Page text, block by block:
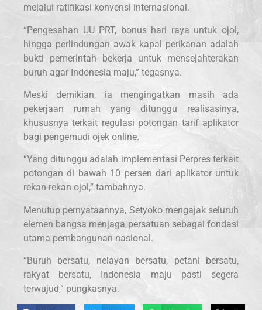
melalui ratifikasi konvensi internasional.
“Pengesahan UU PRT, bonus hari raya untuk ojol,
hingga perlindungan awak kapal perikanan adalah
bukti pemerintah bekerja untuk mensejahterakan
buruh agar Indonesia maju,” tegasnya.
Meski demikian, ia mengingatkan masih ada
pekerjaan rumah yang ditunggu realisasinya,
khususnya terkait regulasi potongan tarif aplikator
bagi pengemudi ojek online.
“Yang ditunggu adalah implementasi Perpres terkait
potongan di bawah 10 persen dari aplikator untuk
rekan-rekan ojol,” tambahnya.
Menutup pernyataannya, Setyoko mengajak seluruh
elemen bangsa menjaga persatuan sebagai fondasi
utama pembangunan nasional.
“Buruh bersatu, nelayan bersatu, petani bersatu,
rakyat bersatu, Indonesia maju pasti segera
terwujud,” pungkasnya.